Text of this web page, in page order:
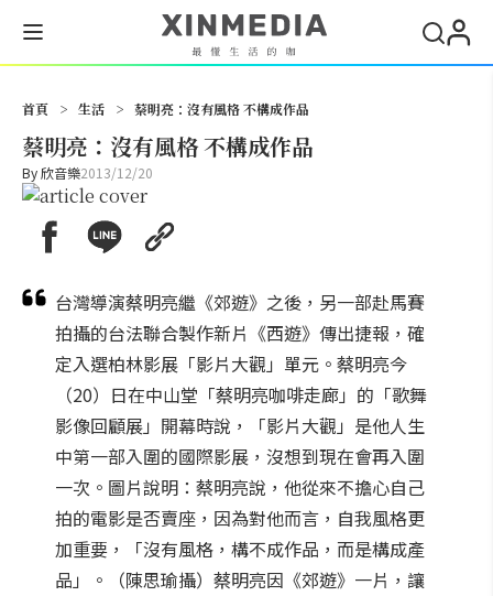
首頁 > 生活 > 蔡明亮：沒有風格 不構成作品
蔡明亮：沒有風格 不構成作品
By欣音樂2013/12/20
台灣導演蔡明亮繼《郊遊》之後，另一部赴馬賽
拍攝的台法聯合製作新片《西遊》傳出捷報，確
定入選柏林影展「影片大觀」單元。蔡明亮今
（20）日在中山堂「蔡明亮咖啡走廊」的「歌舞
影像回顧展」開幕時說，「影片大觀」是他人生
中第一部入圍的國際影展，沒想到現在會再入圍
一次。圖片說明：蔡明亮說，他從來不擔心自己
拍的電影是否賣座，因為對他而言，自我風格更
加重要，「沒有風格，構不成作品，而是構成產
品」。（陳思瑜攝）蔡明亮因《郊遊》一片，讓